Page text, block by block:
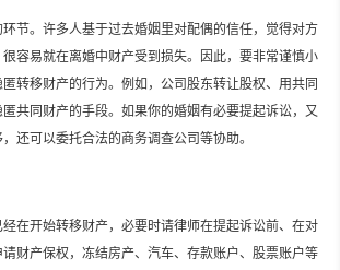
节。许多人基于过去婚姻里对配偶的信任，觉得对方
容易就在离婚中财产受到损失。因此，要非常谨慎小
转移财产的行为。例如，公司股东转让股权、用共同
共同财产的手段。如果你的婚姻有必要提起诉讼，又
还可以委托合法的商务调查公司等协助。
在开始转移财产，必要时请律师在提起诉讼前、在对
财产保权，冻结房产、汽车、存款账户、股票账户等